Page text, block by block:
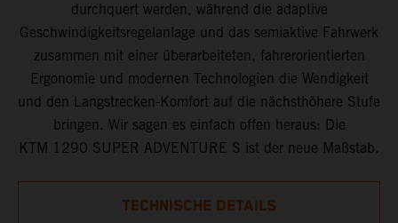
durchquert werden, während die adaptive
Geschwindigkeitsregelanlage und das semiaktive Fahrwerk
zusammen mit einer überarbeiteten, fahrerorientierten
Ergonomie und modernen Technologien die Wendigkeit
und den Langstrecken-Komfort auf die nächsthöhere Stufe
bringen. Wir sagen es einfach offen heraus: Die
KTM 1290 SUPER ADVENTURE S ist der neue Maßstab.
TECHNISCHE DETAILS